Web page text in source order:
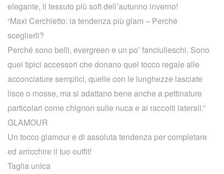
elegante, il tessuto più soft dell’autunno inverno!
“Maxi Cerchietto: la tendenza più glam – Perché
sceglierli?
Perché sono belli, evergreen e un po’ fanciulleschi. Sono
quei tipici accessori che donano quel tocco regale alle
acconciature semplici, quelle con le lunghezze lasciate
lisce o mosse, ma si adattano bene anche a pettinature
particolari come chignon sulle nuca e ai raccolti laterali.”
GLAMOUR
Un tocco glamour e di assoluta tendenza per completare
ed arricchire il tuo outfit!
Taglia unica